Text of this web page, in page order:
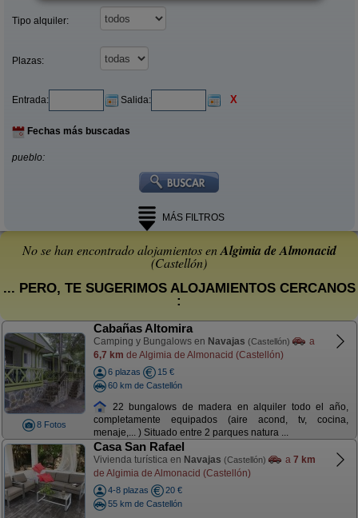
Tipo alquiler:
Plazas:
Entrada: Salida: X
Fechas más buscadas
pueblo:
MÁS FILTROS
No se han encontrado alojamientos enAlgimia de Almonacid
(Castellón)
... PERO, TE SUGERIMOS ALOJAMIENTOS CERCANOS
:
8 Fotos
Cabañas Altomira
Camping y Bungalows en Navajas (Castellón)
a
6,7 km de Algimia de Almonacid (Castellón)
6 plazas
15 €
60 km de Castellón
22 bungalows de madera en alquiler todo el año,
completamente equipados (aire acond, tv, cocina,
menaje,... ) Situado entre 2 parques natura ...
Casa San Rafael
Vivienda turística en Navajas (Castellón) a 7 km
de Algimia de Almonacid (Castellón)
4-8 plazas
20 €
55 km de Castellón